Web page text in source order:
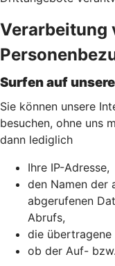
Verarbeitung
Surfen auf
Sie können unsere
besuchen, ohne uns
dann lediglich
Ihre IP-Adresse,
den Namen der
abgerufenen
Abrufs,
die übertragene
ob der Auf-